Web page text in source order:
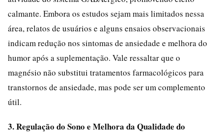
calmante. Embora os estudos sejam mais limitados nessa
área, relatos de usuários e alguns ensaios observacionais
indicam redução nos sintomas de ansiedade e melhora do
humor após a suplementação. Vale ressaltar que o
magnésio não substitui tratamentos farmacológicos para
transtornos de ansiedade, mas pode ser um complemento
útil.
3. Regulação do Sono e Melhora da Qualidade do